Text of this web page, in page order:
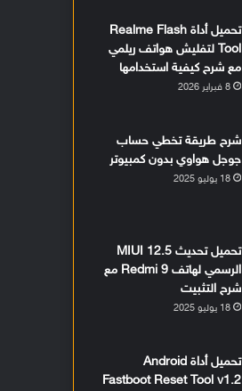
تحميل أداة Realme Flash
Tool لتفليش هواتف ريلمي
مع شرح كيفية استخدامها
8 فبراير 2026
شرح طريقة تخطي حساب
جوجل هواوي بدون كمبيوتر
18 يوليو 2025
تحميل تحديث MIUI 12.5
الرسمي لهاتف Redmi 9 مع
شرح التثبيت
18 يوليو 2025
تحميل أداة Android
Fastboot Reset Tool v1.2